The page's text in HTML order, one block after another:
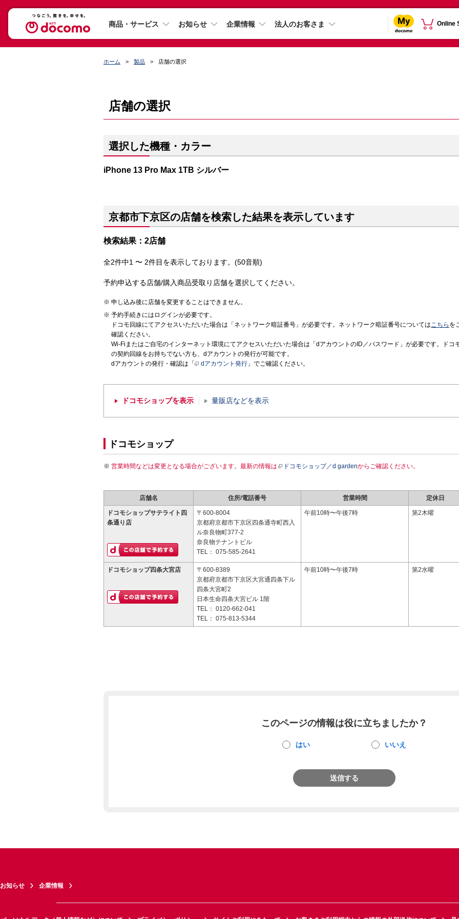
商品・サービス お知らせ 企業情報 法人のお客さま Online
ホーム 製品 店舗の選択
店舗の選択
選択した機種・カラー
iPhone 13 Pro Max 1TB シルバー
京都市下京区の店舗を検索した結果を表示しています
検索結果：2店舗
全2件中1 〜 2件目を表示しております。(50音順)
予約申込する店舗/購入商品受取り店舗を選択してください。
申し込み後に店舗を変更することはできません。
予約手続きにはログインが必要です。
ドコモ回線にてアクセスいただいた場合は「ネットワーク暗証番号」が必要です。ネットワーク暗証番号についてはこちら を
確認ください。
Wi-Fiまたはご自宅のインターネット環境にてアクセスいただいた場合は「dアカウントのID／パスワード」が必要です。ドコ
の契約回線をお持ちでない方も、dアカウントの発行が可能です。
dアカウントの発行・確認は「
dアカウント発行 」でご確認ください。
ドコモショップを表示 量販店などを表示
ドコモショップ
営業時間などは変更となる場合がございます。最新の情報は ドコモショップ／d gardenからご確認ください。
店舗名 住所/電話番号 営業時間 定休日
ドコモショップサテライト四
条通り店
〒600-8004
京都府京都市下京区四条通寺町西入
ル奈良物町377-2
奈良物テナントビル
TEL： 075-585-2641
午前10時〜午後7時 第2木曜
ドコモショップ四条大宮店
〒600-8389
京都府京都市下京区大宮通四条下ル
四条大宮町2
日本生命四条大宮ビル 1階
TEL： 0120-662-041
TEL： 075-813-5344
午前10時〜午後7時 第2水曜
このページの情報は役に立ちましたか？
はい いいえ
送信する
お知らせ 企業情報